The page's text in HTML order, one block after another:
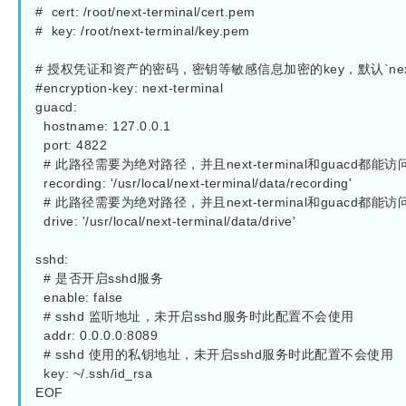
#  cert: /root/next-terminal/cert.pem
#  key: /root/next-terminal/key.pem
# 授权凭证和资产的密码，密钥等敏感信息加密的key，默认
#encryption-key: next-terminal
guacd:
sshd:
EOF